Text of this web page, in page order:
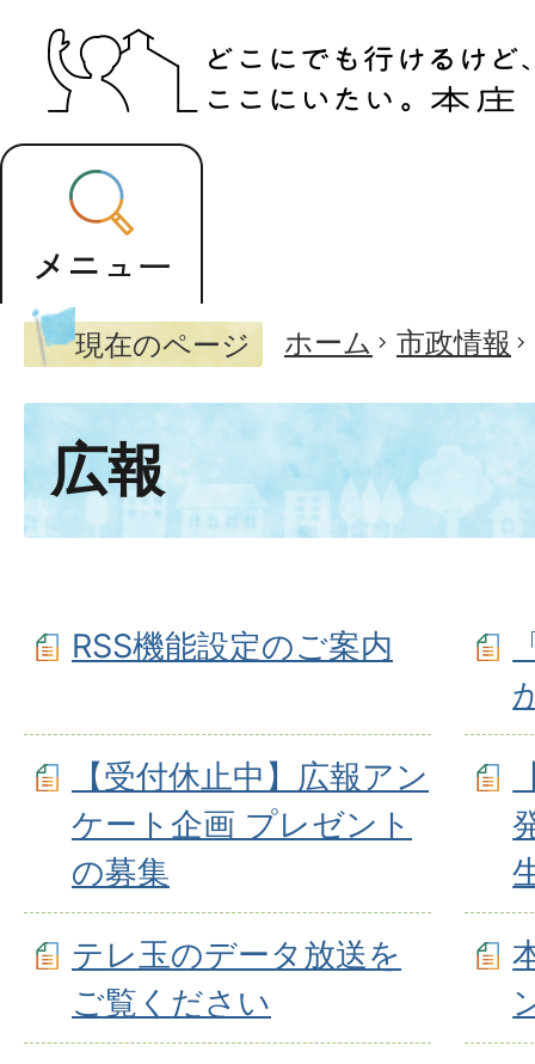
現在のページ ホーム 市政情報
広報
RSS機能設定のご案内
【受付休止中】広報アン
ケート企画 プレゼント
の募集
テレ玉のデータ放送を
ご覧ください